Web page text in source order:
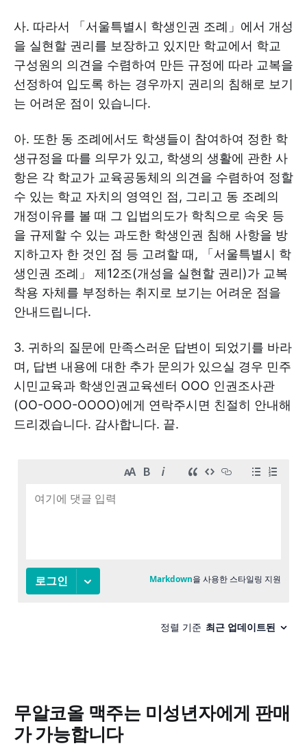
사. 따라서 「서울특별시 학생인권 조례」에서 개성
을 실현할 권리를 보장하고 있지만 학교에서 학교
구성원의 의견을 수렴하여 만든 규정에 따라 교복을
선정하여 입도록 하는 경우까지 권리의 침해로 보기
는 어려운 점이 있습니다.
아. 또한 동 조례에서도 학생들이 참여하여 정한 학
생규정을 따를 의무가 있고, 학생의 생활에 관한 사
항은 각 학교가 교육공동체의 의견을 수렴하여 정할
수 있는 학교 자치의 영역인 점, 그리고 동 조례의
개정이유를 볼 때 그 입법의도가 학칙으로 속옷 등
을 규제할 수 있는 과도한 학생인권 침해 사항을 방
지하고자 한 것인 점 등 고려할 때, 「서울특별시 학
생인권 조례」 제12조(개성을 실현할 권리)가 교복
착용 자체를 부정하는 취지로 보기는 어려운 점을
안내드립니다.
3. 귀하의 질문에 만족스러운 답변이 되었기를 바라
며, 답변 내용에 대한 추가 문의가 있으실 경우 민주
시민교육과 학생인권교육센터 OOO 인권조사관
(OO-OOO-OOOO)에게 연락주시면 친절히 안내해
드리겠습니다. 감사합니다. 끝.
무알코올 맥주는 미성년자에게 판매
가 가능합니다